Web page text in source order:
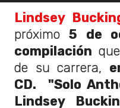
Lindsey
próximo 5 de
compilación
de su carrera,
CD.
"Solo
Lindsey